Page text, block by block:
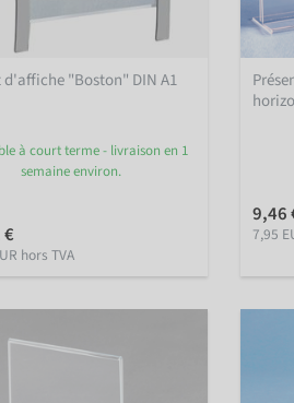
d'affiche "Boston" DIN A1
à court terme - livraison en 1
semaine environ.
€
hors TVA
9,46
7,95